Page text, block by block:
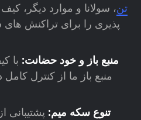
تن، سولانا و موارد دیگر،
پذیری را برای تراکنش
منبع باز و خود حضانت: با
منبع باز ما از کنترل
تنوع سکه میم: